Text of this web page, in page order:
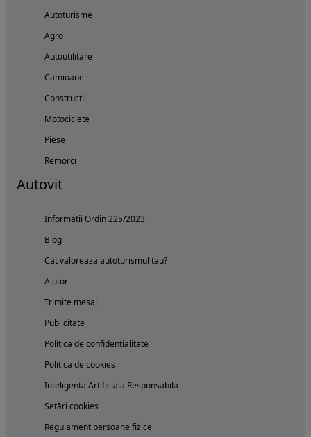
Autoturisme
Agro
Autoutilitare
Camioane
Constructii
Motociclete
Piese
Remorci
Autovit
Informatii Ordin 225/2023
Blog
Cat valoreaza autoturismul tau?
Ajutor
Trimite mesaj
Publicitate
Politica de confidentialitate
Politica de cookies
Inteligenta Artificiala Responsabila
Setări cookies
Regulament persoane fizice